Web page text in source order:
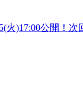
火)17:00公開！ 次